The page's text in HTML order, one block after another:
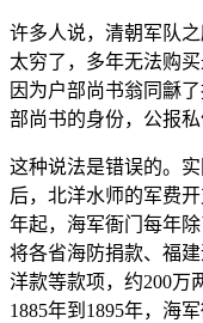
许多人说，清朝军队
太穷了，多年无法购
因为户部尚书翁同龢
部尚书的身份，公报
这种说法是错误的。
后，北洋水师的军费
年起，海军衙门每年
将各省海防捐款、福
洋款等款项，约200万
1885年到1895年，海